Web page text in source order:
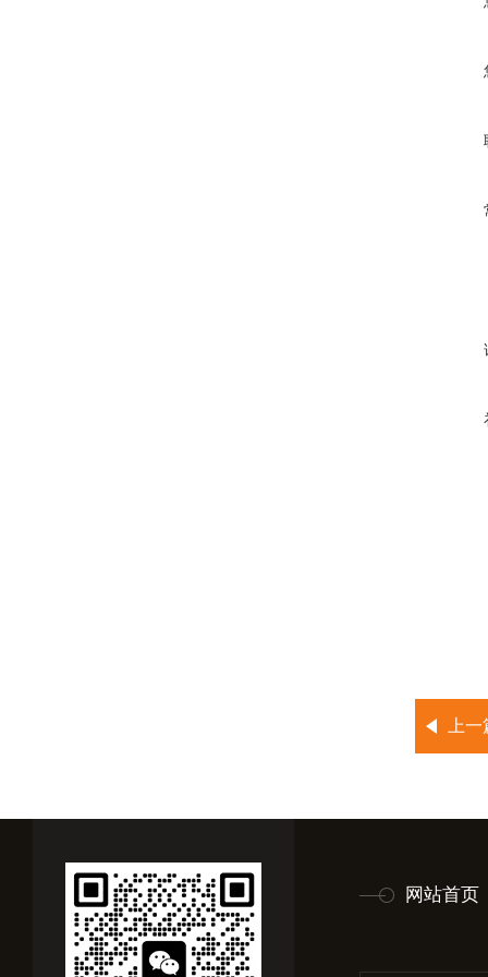
上
网站首页